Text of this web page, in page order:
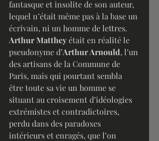
fantasque et insolite de son auteur,
lequel n’était même pas à la base un
écrivain, ni un homme de lettres.
Arthur Matthey était en réalité le
pseudonyme d’Arthur Arnould, l’un
des artisans de la Commune de
Paris, mais qui pourtant sembla
être toute sa vie un homme se
situant au croisement d’idéologies
extrémistes et contradictoires,
perdu dans des paradoxes
intérieurs et enragés, que l’on